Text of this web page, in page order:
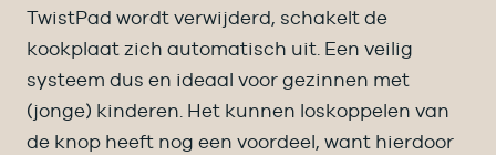
TwistPad wordt verwijderd, schakelt de
kookplaat zich automatisch uit. Een veilig
systeem dus en ideaal voor gezinnen met
(jonge) kinderen. Het kunnen loskoppelen van
de knop heeft nog een voordeel, want hierdoor